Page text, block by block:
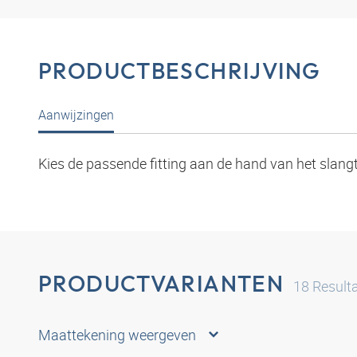
PRODUCTBESCHRIJVING
Aanwijzingen
Kies de passende fitting aan de hand van het
PRODUCTVARIANTEN 18
Maattekening weergeven